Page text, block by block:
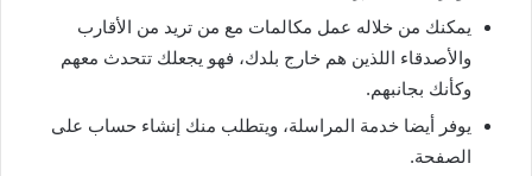
يمكنك من خلاله عمل مكالمات مع من تريد من الأقارب
والأصدقاء اللذين هم خارج بلدك، فهو يجعلك تتحدث معهم
وكأنك بجانبهم.
يوفر أيضا خدمة المراسلة، ويتطلب منك إنشاء حساب على
الصفحة.